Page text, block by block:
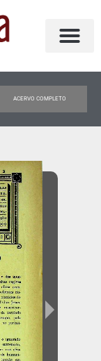
ACERVO COMPLETO